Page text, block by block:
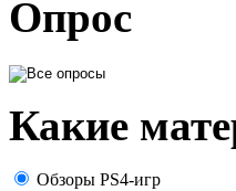
Опрос
Какие
Обзоры PS4-игр